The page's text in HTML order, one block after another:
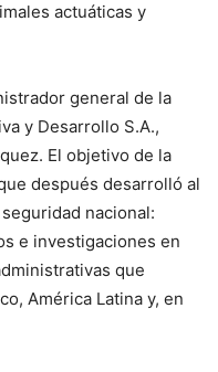
actuáticas y
general de la
y Desarrollo S.A.,
El objetivo de la
después desarrolló al
nacional:
e investigaciones en
que
América Latina y, en